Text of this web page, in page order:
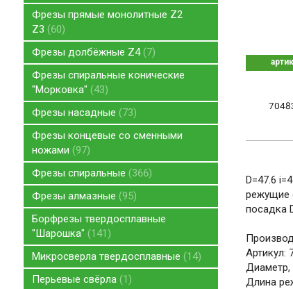
Фрезы прямые монолитные Z2
Z3
60
Фрезы долбёжные Z4 7
Фрезы спиральные конические
"Морковка"
43
Фрезы насадные
73
Фрезы концевые со сменными
ножами
97
Фрезы спиральные
366
Фрезы алмазные
95
Борфрезы твердосплавные
"Шарошка"
141
Микросверла твердосплавные
14
Перьевые свёрла 1
D=47.6
режущие
посадка
Артикул:
Диаметр,
Длина